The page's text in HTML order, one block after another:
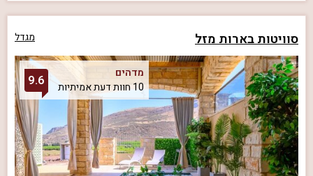
סוויטות בארות מזל מגדל
מדהים
10 חוות דעת אמיתיות
9.6